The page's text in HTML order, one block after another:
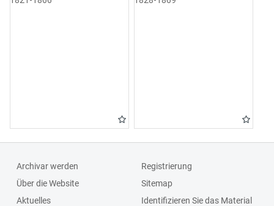
Archivar werden
Über die Website
Aktuelles
Registrierung
Sitemap
Identifizieren Sie das Material